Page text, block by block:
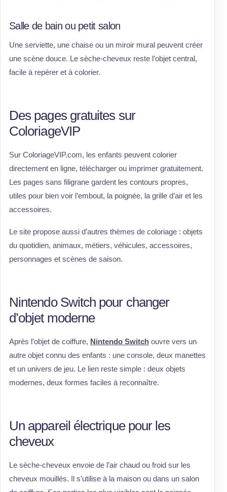
Salle de bain ou petit salon
Une serviette, une chaise ou un miroir mural peuvent créer
une scène douce. Le sèche-cheveux reste l’objet central,
facile à repérer et à colorier.
Des pages gratuites sur
ColoriageVIP
Sur ColoriageVIP.com, les enfants peuvent colorier
directement en ligne, télécharger ou imprimer gratuitement.
Les pages sans filigrane gardent les contours propres,
utiles pour bien voir l’embout, la poignée, la grille d’air et les
accessoires.
Le site propose aussi d’autres thèmes de coloriage : objets
du quotidien, animaux, métiers, véhicules, accessoires,
personnages et scènes de saison.
Nintendo Switch pour changer
d’objet moderne
Après l’objet de coiffure, Nintendo Switch ouvre vers un
autre objet connu des enfants : une console, deux manettes
et un univers de jeu. Le lien reste simple : deux objets
modernes, deux formes faciles à reconnaître.
Un appareil électrique pour les
cheveux
Le sèche-cheveux envoie de l’air chaud ou froid sur les
cheveux mouillés. Il s’utilise à la maison ou dans un salon